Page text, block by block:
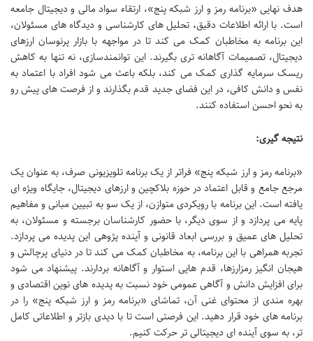
هدف نهایی «برنامه رمز و ارز شبکه پنج»، ارتقاء سواد مالی و دیجیتال جامعه
است. با ارائه اطلاعات دقیق، تحلیل های کارشناسی و دیدگاه های مسئولان،
این برنامه به مخاطبان کمک می کند تا در مواجهه با بازار پرنوسان ارزهای
دیجیتال، تصمیمات آگاهانه تری بگیرند. این توانمندسازی، نه تنها به کاهش
ریسک سرمایه گذاری کمک می کند، بلکه باعث می شود افراد با اعتماد به
نفس و دانش کافی، در این فضای جدید قدم بگذارند و از فرصت های پیش رو
به نحو احسن استفاده کنند.
نتیجه گیری:
«برنامه رمز و ارز شبکه پنج» فراتر از یک برنامه تلویزیونی صرف، به عنوان یک
مرجع جامع و قابل اعتماد در حوزه بلاکچین و ارزهای دیجیتال، جایگاه ویژه ای
یافته است. این برنامه با رویکردی متوازن، از یک سو به تبیین مبانی و مفاهیم
پایه می پردازد و از سوی دیگر، با حضور کارشناسان برجسته و مسئولان، به
تحلیل های عمیق و بررسی ابعاد قانونی و آینده پژوهی این پدیده می پردازد.
تجربه همراهی با این برنامه، به مخاطبان کمک می کند تا در دنیای پرچالش و
هیجان انگیز رمزارزها، قدم هایی استوار و آگاهانه بردارند. پیشنهاد می شود
برای افزایش دانش و آگاهی عمومی خود نسبت به پدیده های نوین اقتصادی و
بهره مندی از محتوای غنی آن، تماشای «برنامه رمز و ارز شبکه پنج» را در
برنامه های خود قرار دهید. این فرصتی است تا با دیدی بازتر و اطلاعاتی کامل
تر، به سوی آینده ای دیجیتالی تر حرکت کنیم.